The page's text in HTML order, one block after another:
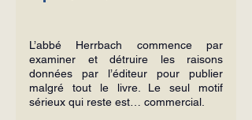
L’abbé Herrbach commence par
examiner et détruire les raisons
données par l’éditeur pour publier
malgré tout le livre. Le seul motif
sérieux qui reste est… commercial.